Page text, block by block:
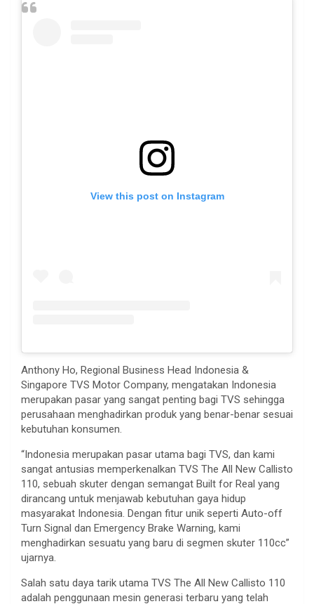
View this post on Instagram
Anthony Ho, Regional Business Head Indonesia &
Singapore TVS Motor Company, mengatakan Indonesia
merupakan pasar yang sangat penting bagi TVS sehingga
perusahaan menghadirkan produk yang benar-benar sesuai
kebutuhan konsumen.
“Indonesia merupakan pasar utama bagi TVS, dan kami
sangat antusias memperkenalkan TVS The All New Callisto
110, sebuah skuter dengan semangat Built for Real yang
dirancang untuk menjawab kebutuhan gaya hidup
masyarakat Indonesia. Dengan fitur unik seperti Auto-off
Turn Signal dan Emergency Brake Warning, kami
menghadirkan sesuatu yang baru di segmen skuter 110cc”
ujarnya.
Salah satu daya tarik utama TVS The All New Callisto 110
adalah penggunaan mesin generasi terbaru yang telah